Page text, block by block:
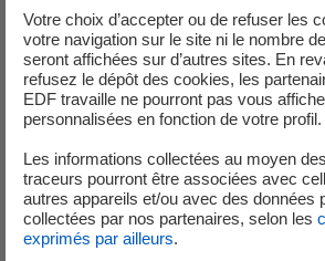
DIFFÉRENTS LIEUX DE PRISE DE
SAINTE-TULLE :10 juillet - 21
ORAISON : 6 juillet - 28 août
SISTERON :6 juillet - 21 août
SERRE-PONçON : 6 juillet - 21
MALLEMORT :1erjuillet - 31
COMMENT POSTULER ?
Votre choix d’accepter ou de refuser les
votre navigation sur le site ni le nombre
seront affichées sur d’autres sites. En
refusez le dépôt des cookies, les
EDF travaille ne pourront pas vous
personnalisées en fonction de votre profil.
Les informations collectées au moyen
traceurs pourront être associées avec
autres appareils et/ou avec des données
collectées par nos partenaires, selon les
exprimés par ailleurs.